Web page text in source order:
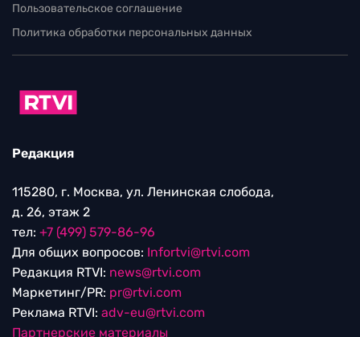
Пользовательское соглашение
Политика обработки персональных данных
Редакция
115280, г. Москва, ул. Ленинская слобода,
д. 26, этаж 2
тел: +7 (499) 579-86-96
Для общих вопросов: Infortvi@rtvi.com
Редакция RTVI: news@rtvi.com
Маркетинг/PR: pr@rtvi.com
Реклама RTVI: adv-eu@rtvi.com
Партнерские материалы